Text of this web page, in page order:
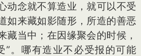
动念就不算造业，就可以不受
如来藏如影随形，所造的善恶
藏当中；在因缘聚会的时候，
”。哪有造业不必受报的可能